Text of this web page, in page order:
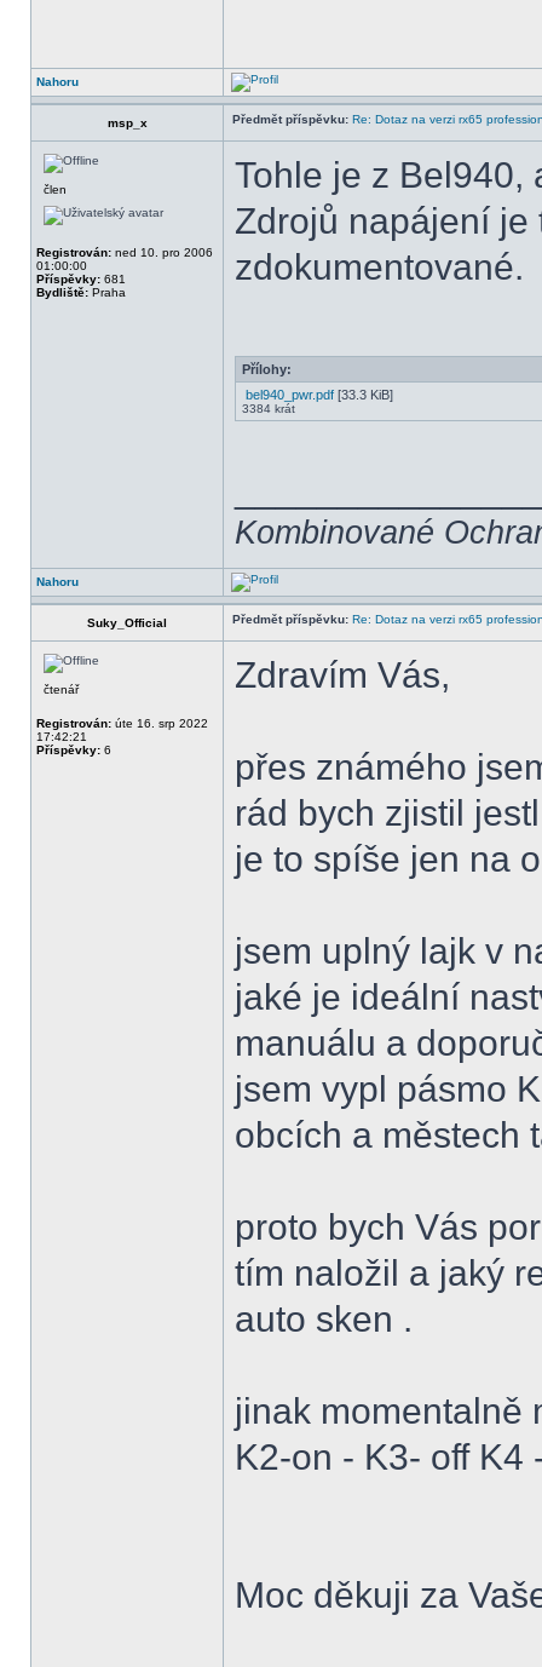
Nahoru
msp_x Předmět příspěvku: Re: Dotaz na verzi rx65
člen
Registrován: ned 10. pro 2006
01:00:00
Příspěvky: 681
Bydliště: Praha
Tohle je z Bel940,
Zdrojů napájení je
zdokumentované.
Přílohy:
bel940_pwr.pdf [33.3 KiB]
3384 krát
Kombinované
Nahoru
Suky_Official Předmět příspěvku: Re: Dotaz na verzi rx65
čtenář
Registrován: úte 16. srp 2022
17:42:21
Příspěvky: 6
Zdravím Vás,
přes známého
rád bych zjistil
je to spíše jen na
jsem uplný lajk v
jaké je ideální
manuálu a
jsem vypl pásmo
obcích a městech
proto bych Vás
tím naložil a jaký
auto sken .
jinak momentalně
K2-on - K3- off K4
Moc děkuji za